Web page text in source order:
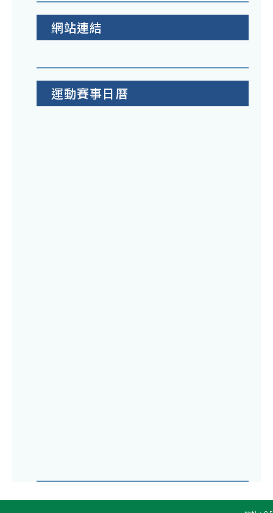
網站連結
運動賽事日曆